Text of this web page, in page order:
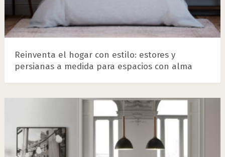
Reinventa el hogar con estilo: estores y
persianas a medida para espacios con alma